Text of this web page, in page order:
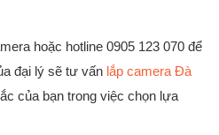
hoặc hotline 0905 123 070 để
đại lý sẽ tư vấn lắp camera Đà
của bạn trong việc chọn lựa